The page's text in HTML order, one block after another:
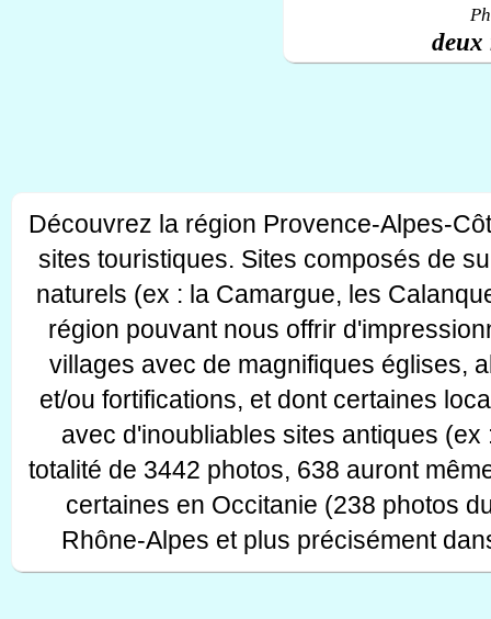
deux
Découvrez la région Provence-Alpes-
sites touristiques. Sites composés de
naturels (ex : la Camargue, les
région pouvant nous offrir
villages avec de magnifiques églises,
et/ou fortifications, et dont certaines
avec d'inoubliables sites antiques
totalité de 3442 photos, 638 auront
certaines en Occitanie (238 photos
Rhône-Alpes et plus précisément